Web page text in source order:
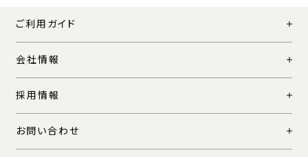
ご利用ガイド
会社情報
採用情報
お問い合わせ